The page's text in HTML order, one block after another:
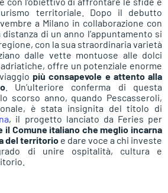
territoriale. Dopo il debutto
a Milano in collaborazione con
di un anno l’appuntamento si
con la sua straordinaria varietà
dalle vette montuose alle dolci
offre un potenziale enorme
più consapevole e attento alla
. Un’ulteriore conferma di questa
scorso anno, quando Pescasseroli,
è stata insignita del titolo di
, il progetto lanciato da Feries per
il Comune italiano che meglio incarna
del territorio e dare voce a chi investe
di unire ospitalità, cultura e